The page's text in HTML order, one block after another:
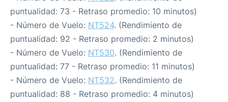
puntualidad: 73 - Retraso promedio: 10 minutos)
- Número de Vuelo: NT524. (Rendimiento de
puntualidad: 92 - Retraso promedio: 2 minutos)
- Número de Vuelo: NT530. (Rendimiento de
puntualidad: 77 - Retraso promedio: 11 minutos)
- Número de Vuelo: NT532. (Rendimiento de
puntualidad: 88 - Retraso promedio: 4 minutos)